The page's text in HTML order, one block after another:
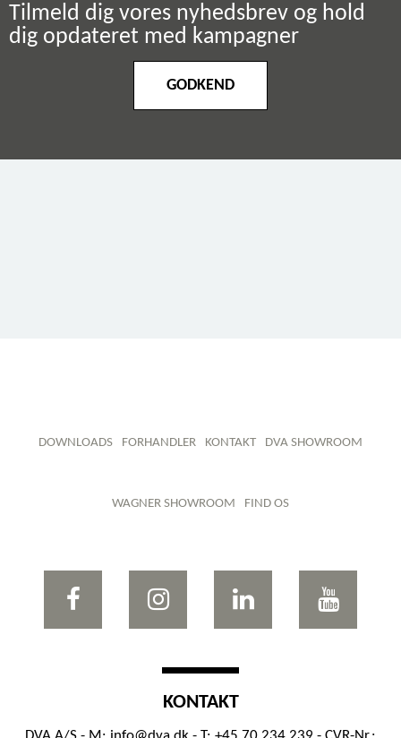
Tilmeld dig vores nyhedsbrev og hold
dig opdateret med kampagner
GODKEND
DOWNLOADS FORHANDLER KONTAKT DVA SHOWROOM
WAGNER SHOWROOM FIND OS
KONTAKT